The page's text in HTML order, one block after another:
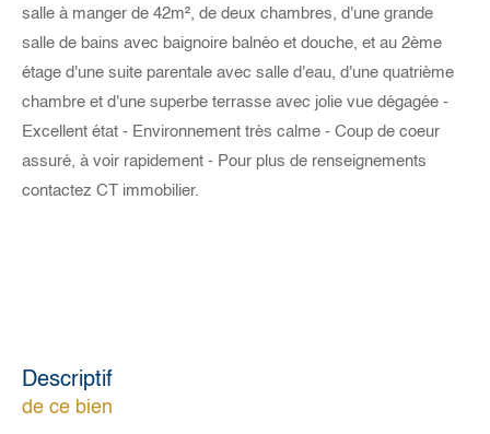
salle à manger de 42m², de deux chambres, d'une grande
salle de bains avec baignoire balnéo et douche, et au 2ème
étage d'une suite parentale avec salle d'eau, d'une quatrième
chambre et d'une superbe terrasse avec jolie vue dégagée -
Excellent état - Environnement très calme - Coup de coeur
assuré, à voir rapidement - Pour plus de renseignements
contactez CT immobilier.
descriptif
de ce bien